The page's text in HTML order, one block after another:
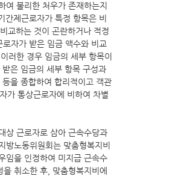
여 불리한 처우가 존재하는지
제근로자가 특정 항목은 비
교하는 것이 곤란하거나 적정
자가 받은 임금 액수와 비교
러한 경우 임금의 세부 항목이
은 임금의 세부 항목 구성과
을 종합하여 합리적이고 객관
가 통상근로자에 비하여 차별
상 근로자로 삼아 근속수당과
노동위원회는 맞춤형복지비
임을 인정하여 미지급 근속수
취소한 후, 맞춤형복지비에